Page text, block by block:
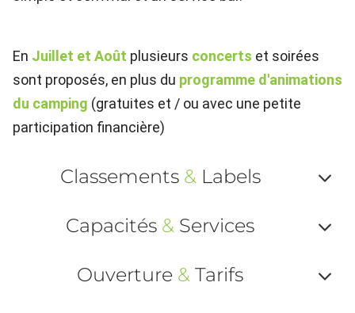
En Juillet et Août plusieurs concerts et soirées
sont proposés, en plus du programme d'animations
du camping (gratuites et / ou avec une petite
participation financière)
Classements &Labels
ou
Capacités & Services
ou
Ouverture & Tarifs